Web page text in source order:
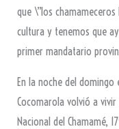
que \”los
cultura y tenemos que
primer mandatario
En la noche del
Cocomarola volvió a vivir
Nacional del Chamamé,